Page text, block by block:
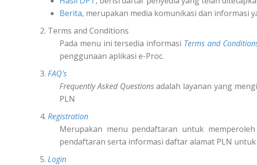
Berita, merupakan media komunikasi dan informasi
2. Terms and Conditions
Pada menu ini tersedia informasi Terms and
penggunaan aplikasi e-Proc.
3. FAQ's
Frequently Asked Questionsadalah layanan yang
PLN
4. Registration
Merupakan menu pendaftaran untuk memperoleh
pendaftaran serta informasi daftar alamat PLN
5. Login